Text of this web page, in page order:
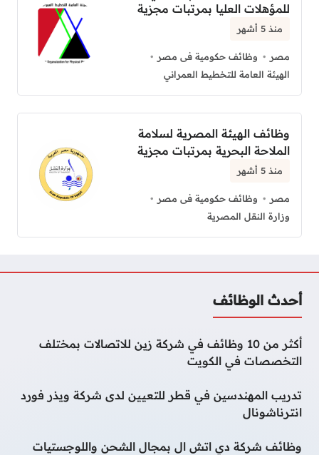
للمؤهلات العليا بمرتبات مجزية
منذ 5 أشهر
مصر
وظائف حكومية فى مصر
الهيئة العامة للتخطيط العمراني
وظائف الهيئة المصرية لسلامة
الملاحة البحرية بمرتبات مجزية
منذ 5 أشهر
مصر
وظائف حكومية فى مصر
وزارة النقل المصرية
أحدث الوظائف
أكثر من 10 وظائف في شركة زين للاتصالات بمختلف
التخصصات في الكويت
تدريب المهندسين في قطر للتعيين لدى شركة ويذر فورد
انترناشونال
وظائف شركة دي اتش ال بمجال الشحن واللوجستيات